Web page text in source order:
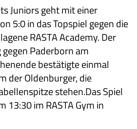
Juniors geht mit einer
5:0 in das Topspiel gegen die
RASTA Academy. Der
Paderborn am
bestätigte einmal
der Oldenburger, die
stehen.Das Spiel
13:30 im RASTA Gym in